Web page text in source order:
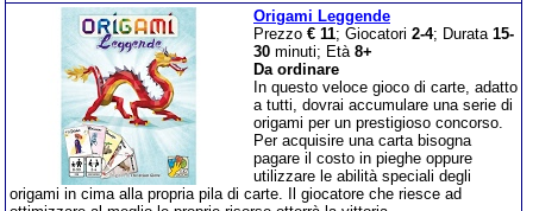
Origami Leggende
Prezzo € 11; Giocatori 2-4; Durata 15-
30 minuti; Età 8+
Da ordinare
In questo veloce gioco di carte, adatto
a tutti, dovrai accumulare una serie di
origami per un prestigioso concorso.
Per acquisire una carta bisogna
pagare il costo in pieghe oppure
utilizzare le abilità speciali degli
origami in cima alla propria pila di carte. Il giocatore che riesce ad